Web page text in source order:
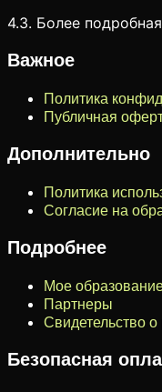
4.3. Более
Важное
Политика
Публичная
Дополнительно
Политика
Согласие на
Подробнее
Мое
Партнеры
Свидетельство о
Безопасная